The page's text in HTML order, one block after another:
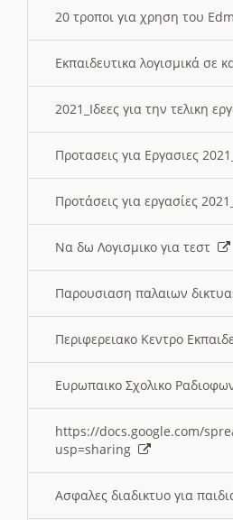
20 τροποι για χρηση του
Εκπαιδευτικα λογισμικά σε
2021_Ιδεες για την τελικη
Προτασεις για Εργασιες
Προτάσεις για εργασίες
Να δω Λογισμικο για τεστ
Παρουσιαση παλαιων
Περιφερειακο Κεντρο
Ευρωπαικο Σχολικο
https://docs.google.com/
usp=sharing
Ασφαλες διαδικτυο για